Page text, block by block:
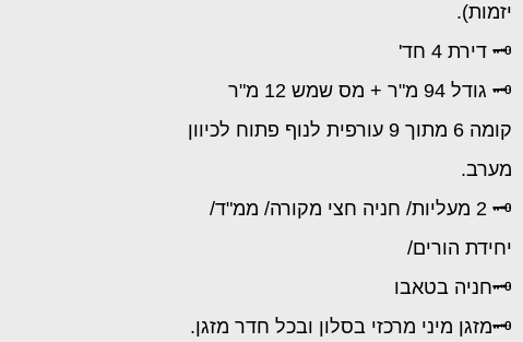
יזמות).
🗝️ דירת 4 חד'
🗝️ גודל 94 מ"ר + מס שמש 12 מ"ר
קומה 6 מתוך 9 עורפית לנוף פתוח לכיוון
מערב.
🗝️ 2 מעליות/ חניה חצי מקורה/ ממ"ד/
יחידת הורים/
🗝️חניה בטאבו
🗝️מזגן מיני מרכזי בסלון ובכל חדר מזגן.